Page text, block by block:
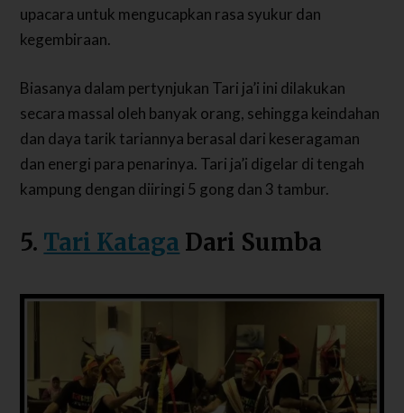
upacara untuk mengucapkan rasa syukur dan
kegembiraan.
Biasanya dalam pertynjukan Tari ja’i ini dilakukan
secara massal oleh banyak orang, sehingga keindahan
dan daya tarik tariannya berasal dari keseragaman
dan energi para penarinya. Tari ja’i digelar di tengah
kampung dengan diiringi 5 gong dan 3 tambur.
5. Tari Kataga Dari Sumba